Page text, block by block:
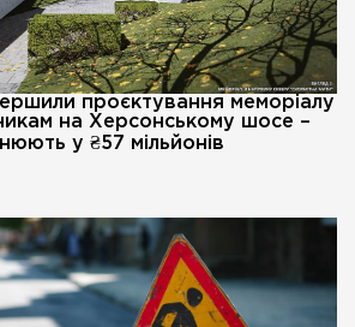
проєктування меморіалу
на Херсонському шосе –
у ₴57 мільйонів